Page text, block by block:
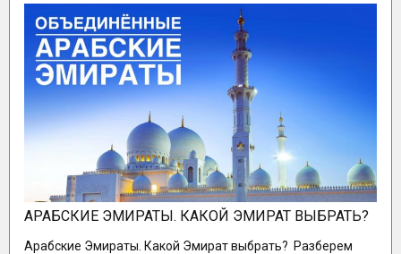
АРАБСКИЕ ЭМИРАТЫ. КАКОЙ ЭМИРАТ ВЫБРАТЬ?
Арабские Эмираты. Какой Эмират выбрать? Разберем